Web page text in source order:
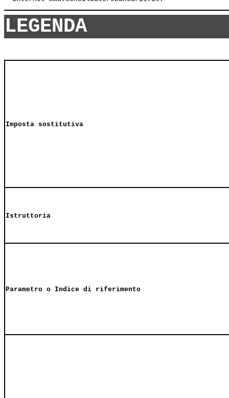
LEGENDA
Imposta sostitutiva
Istruttoria
Parametro o Indice di riferimento